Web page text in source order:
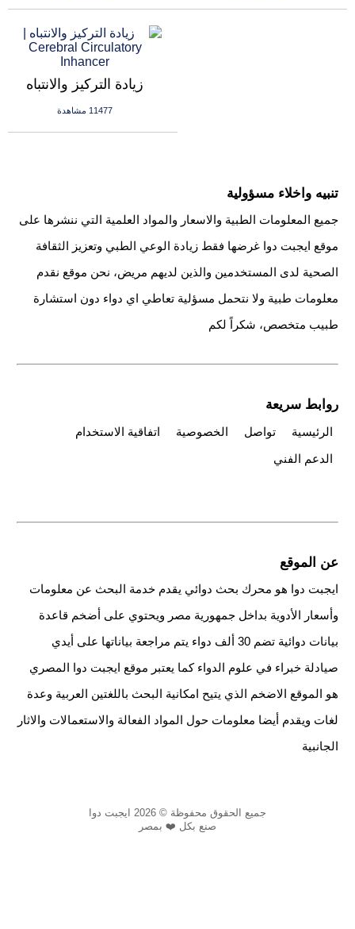
زيادة التركيز والانتباه
11477 مشاهدة
تنبيه واخلاء مسؤولية
جميع المعلومات الطبية والاسعار والمواد العلمية التي ننشرها على
موقع ايجبت دوا غرضها فقط زيادة الوعي الطبي وتعزيز الثقافة
الصحية لدى المستخدمين والذين لديهم مريض، نحن موقع نقدم
معلومات طبية ولا نتحمل مسؤلية تعاطي اي دواء دون استشارة
طبيب متخصص، شكراً لكم
روابط سريعة
الرئيسية تواصل الخصوصية
اتفاقية الاستخدام
الدعم الفني
عن الموقع
ايجبت دوا هو محرك بحث دوائي يقدم خدمة البحث عن معلومات
وأسعار الأدوية بداخل جمهورية مصر ويحتوي على أضخم قاعدة
بيانات دوائية تضم 30 ألف دواء يتم مراجعة بياناتها على أيدي
صيادلة خبراء في علوم الدواء كما يعتبر موقع ايجبت دوا المصري
هو الموقع الاضخم الذي يتيح امكانية البحث باللغتين العربية وعدة
لغات ويقدم أيضا معلومات حول المواد الفعالة والاستعمالات والاثار
الجانبية
جميع الحقوق محفوظة © 2026 ايجبت دوا
صنع بكل ❤️ بمصر